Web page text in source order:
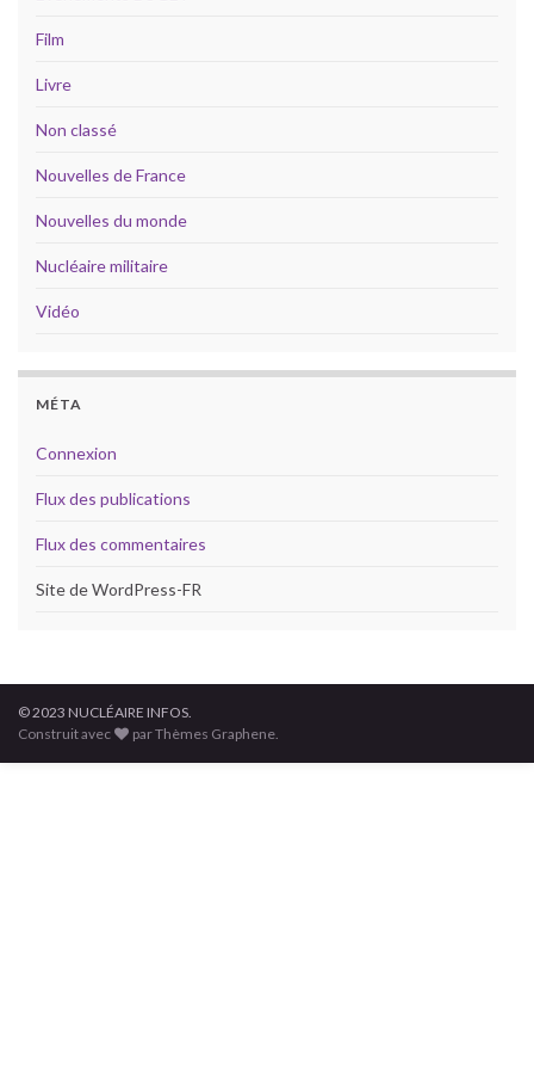
Film
Livre
Non classé
Nouvelles de France
Nouvelles du monde
Nucléaire militaire
Vidéo
MÉTA
Connexion
Flux des publications
Flux des commentaires
Site de WordPress-FR
© 2023 NUCLÉAIRE INFOS.
Construit avec
par Thèmes Graphene.